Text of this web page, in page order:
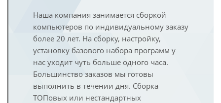
Наша компания занимается сборкой
компьютеров по индивидуальному заказу
более 20 лет. На сборку, настройку,
установку базового набора программ у
нас уходит чуть больше одного часа.
Большинство заказов мы готовы
выполнить в течении дня. Сборка
ТОПовых или нестандартных